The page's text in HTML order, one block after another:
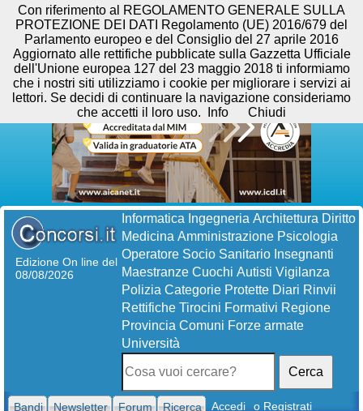
Edizione On line del
08/08/2026
Informatica Ingegneria Architettura Diritto
Medicina Amministrazione Psicologia
Operatore Socio Sanitario Insegnanti
Maestranze Cuochi Autisti Vigilanza
Polizia Categorie Protette Diari Rinvii
Rettifiche Tirocini Formativi Regione
Provincia Comuni Forze armate
Università
Cerca
Bandi Newsletter Forum Ricerca Accedi o Registrati
Con riferimento al REGOLAMENTO GENERALE SULLA
PROTEZIONE DEI DATI Regolamento (UE) 2016/679 del
Parlamento europeo e del Consiglio del 27 aprile 2016
Aggiornato alle rettifiche pubblicate sulla Gazzetta Ufficiale
dell'Unione europea 127 del 23 maggio 2018 ti informiamo
che i nostri siti utilizziamo i cookie per migliorare i servizi ai
lettori. Se decidi di continuare la navigazione consideriamo
che accetti il loro uso.
Info Chiudi